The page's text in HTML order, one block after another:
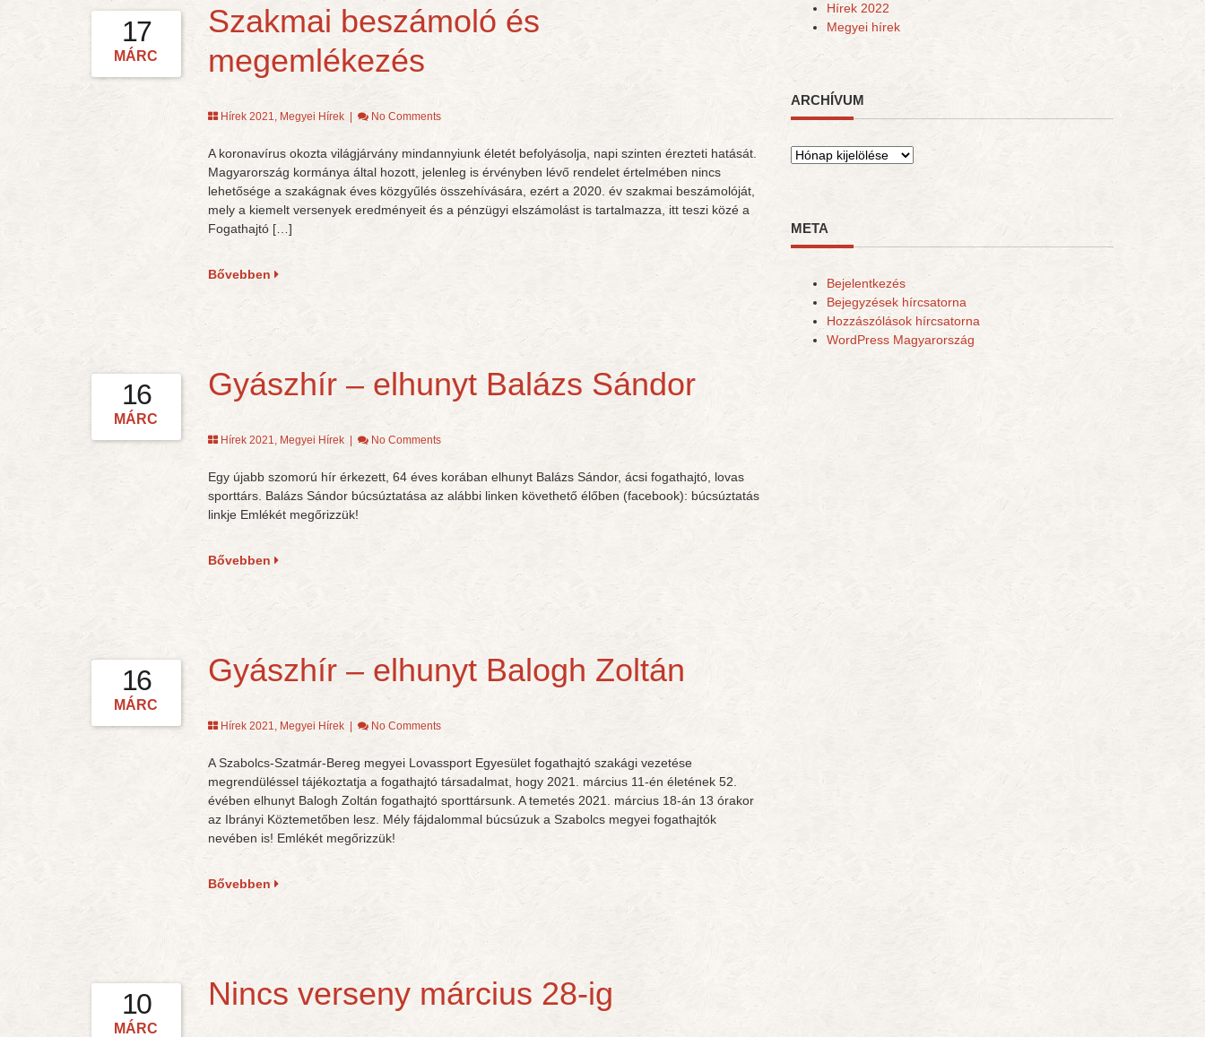
17
MÁRC
Szakmai beszámoló és
megemlékezés
Hírek 2021, Megyei Hírek| No Comments
A koronavírus okozta világjárvány mindannyiunk életét befolyásolja, napi szinten érezteti hatását.
Magyarország kormánya által hozott, jelenleg is érvényben lévő rendelet értelmében nincs
lehetősége a szakágnak éves közgyűlés összehívására, ezért a 2020. év szakmai beszámolóját,
mely a kiemelt versenyek eredményeit és a pénzügyi elszámolást is tartalmazza, itt teszi közé a
Fogathajtó […]
Bővebben
16
MÁRC
Gyászhír – elhunyt Balázs Sándor
Hírek 2021, Megyei Hírek| No Comments
Egy újabb szomorú hír érkezett, 64 éves korában elhunyt Balázs Sándor, ácsi fogathajtó, lovas
sporttárs. Balázs Sándor búcsúztatása az alábbi linken követhető élőben (facebook): búcsúztatás
linkje Emlékét megőrizzük!
Bővebben
16
MÁRC
Gyászhír – elhunyt Balogh Zoltán
Hírek 2021, Megyei Hírek| No Comments
A Szabolcs-Szatmár-Bereg megyei Lovassport Egyesület fogathajtó szakági vezetése
megrendüléssel tájékoztatja a fogathajtó társadalmat, hogy 2021. március 11-én életének 52.
évében elhunyt Balogh Zoltán fogathajtó sporttársunk. A temetés 2021. március 18-án 13 órakor
az Ibrányi Köztemetőben lesz. Mély fájdalommal búcsúzuk a Szabolcs megyei fogathajtók
nevében is! Emlékét megőrizzük!
Bővebben
10
MÁRC
Nincs verseny március 28-ig
Hírek 2022
Megyei hírek
ARCHÍVUM
Archívum
META
Bejelentkezés
Bejegyzések hírcsatorna
Hozzászólások hírcsatorna
WordPress Magyarország